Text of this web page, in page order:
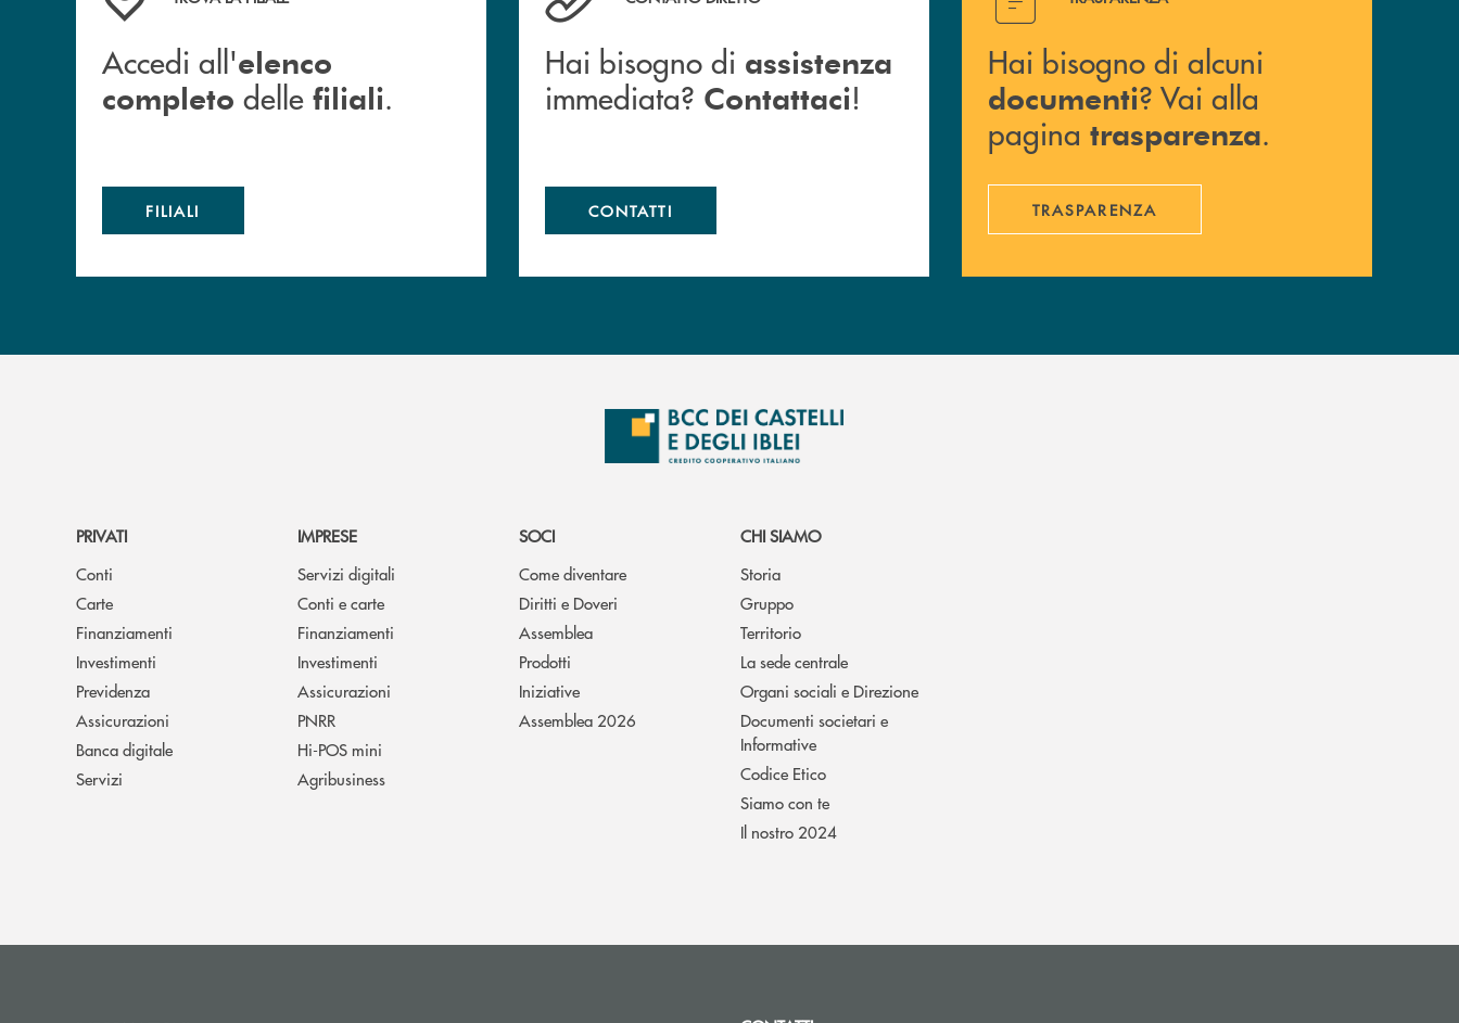
Accedi all'elenco
completo delle filiali.
FILIALI
Hai bisogno di assistenza
immediata? Contattaci!
CONTATTI
Hai bisogno di alcuni
documenti? Vai alla
pagina trasparenza.
TRASPARENZA
PRIVATI
Conti
Carte
Finanziamenti
Investimenti
Previdenza
Assicurazioni
Banca digitale
Servizi
IMPRESE
Servizi digitali
Conti e carte
Finanziamenti
Investimenti
Assicurazioni
PNRR
Hi-POS mini
Agribusiness
SOCI
Come diventare
Diritti e Doveri
Assemblea
Prodotti
Iniziative
Assemblea 2026
CHI SIAMO
Storia
Gruppo
Territorio
La sede centrale
Organi sociali e Direzione
Documenti societari e
Informative
Codice Etico
Siamo con te
Il nostro 2024